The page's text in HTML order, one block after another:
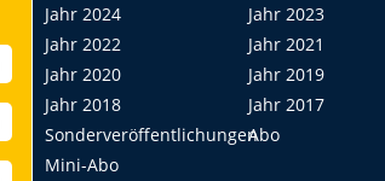
Jahr 2024
Jahr 2023
Jahr 2022
Jahr 2021
Jahr 2020
Jahr 2019
Jahr 2018
Jahr 2017
SonderveröffentlichungenAbo
Mini-Abo